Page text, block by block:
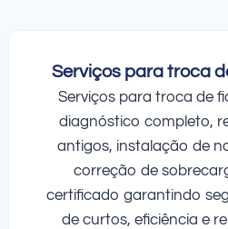
Serviços para troca
Serviços para troca de
diagnóstico completo,
antigos, instalação de
correção de
certificado garantindo
de curtos, eficiência e